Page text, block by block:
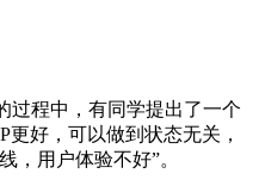
过程中，有同学提出了一个
好，可以做到状态无关，
，用户体验不好”。